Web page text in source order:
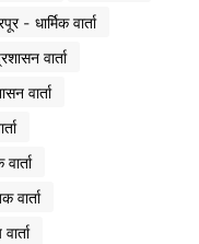
- धार्मिक वार्ता
वार्ता
वार्ता
वार्ता